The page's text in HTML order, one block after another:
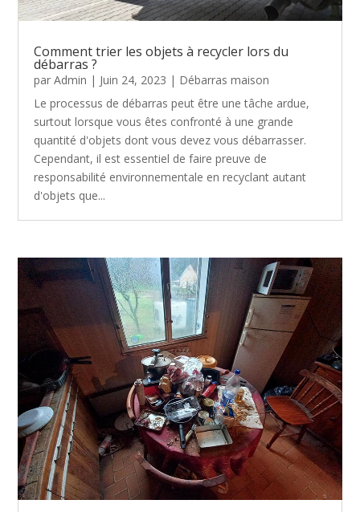
Comment trier les objets à recycler lors du
débarras ?
parAdmin | Juin 24, 2023 | Débarras maison
Le processus de débarras peut être une tâche ardue,
surtout lorsque vous êtes confronté à une grande
quantité d'objets dont vous devez vous débarrasser.
Cependant, il est essentiel de faire preuve de
responsabilité environnementale en recyclant autant
d'objets que...